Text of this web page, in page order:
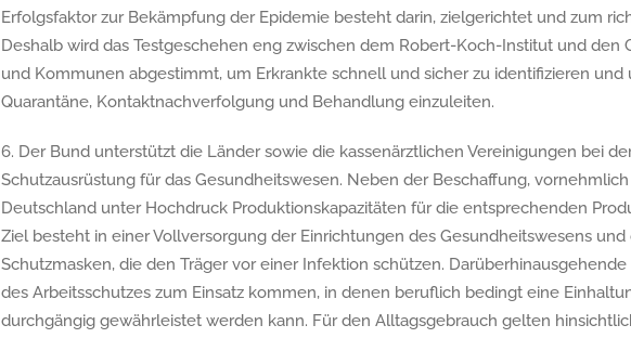
Erfolgsfaktor zur Bekämpfung der Epidemie besteht darin, zielgerichtet und zum
Deshalb wird das Testgeschehen eng zwischen dem Robert-Koch-Institut und den
und Kommunen abgestimmt, um Erkrankte schnell und sicher zu identifizieren
Quarantäne, Kontaktnachverfolgung und Behandlung einzuleiten.
6. Der Bund unterstützt die Länder sowie die kassenärztlichen Vereinigungen bei
Schutzausrüstung für das Gesundheitswesen. Neben der Beschaffung,
Deutschland unter Hochdruck Produktionskapazitäten für die entsprechenden
Ziel besteht in einer Vollversorgung der Einrichtungen des Gesundheitswesens
Schutzmasken, die den Träger vor einer Infektion schützen.
des Arbeitsschutzes zum Einsatz kommen, in denen beruflich bedingt eine
durchgängig gewährleistet werden kann. Für den Alltagsgebrauch gelten